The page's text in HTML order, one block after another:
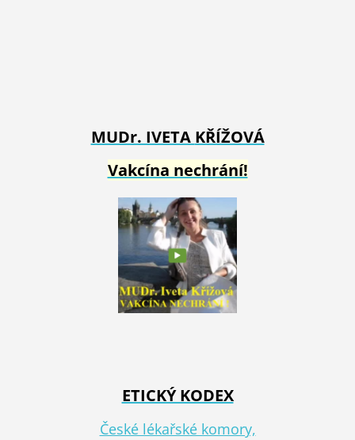
MUDr. IVETA KŘÍŽOVÁ
Vakcína nechrání!
ETICKÝ KODEX
České lékařské komory,